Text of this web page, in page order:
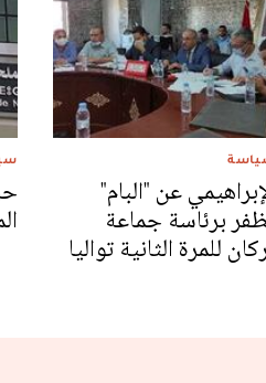
عن "البام"
برئاسة جماعة
للمرة الثانية تواليا